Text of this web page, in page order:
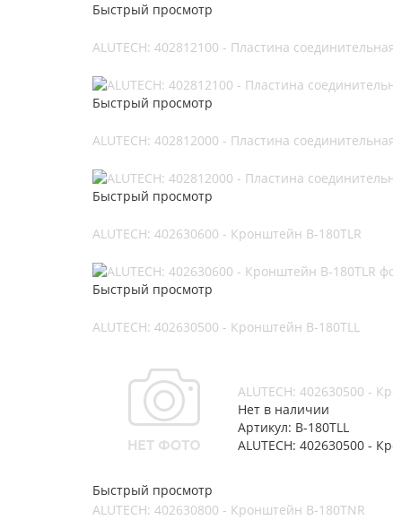
Быстрый просмотр
ALUTECH: 402812100 - Пластина
Быстрый просмотр
ALUTECH: 402812000 - Пластина
Быстрый просмотр
ALUTECH: 402630600 - Кронштейн B-180TLR
Быстрый просмотр
ALUTECH: 402630500 - Кронштейн B-180TLL
Быстрый просмотр
ALUTECH: 402630500 -
Нет в наличии
Артикул: B-180TLL
ALUTECH: 402630500 -
ALUTECH: 402630800 - Кронштейн B-180TNR